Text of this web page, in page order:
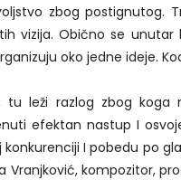
zbog postignutog.
vizija. Obično se
oko jedne ideje.
tu leži razlog zbog
efektan nastup I
konkurenciji I pobedu po
Vranjković, kompozitor,